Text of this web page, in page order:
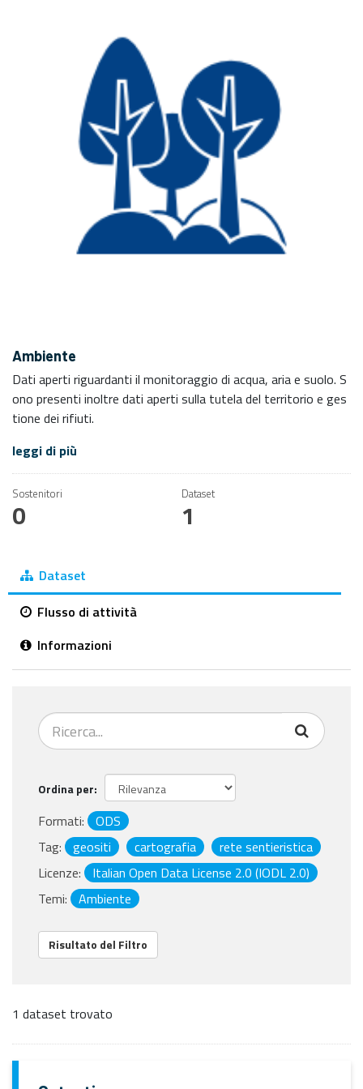
Ambiente
Dati aperti riguardanti il monitoraggio di acqua, aria e suolo. S
ono presenti inoltre dati aperti sulla tutela del territorio e ges
tione dei rifiuti.
leggi di più
Sostenitori
0
Dataset
1
Dataset
Flusso di attività
Informazioni
Ordina per
Formati:
ODS
Tag:
geositi cartografia
rete sentieristica
Licenze:
Italian Open Data License 2.0 (IODL 2.0)
Temi:
Ambiente
Risultato del Filtro
1 dataset trovato